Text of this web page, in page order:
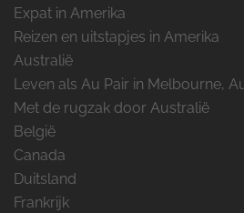
Expat in Amerika
Reizen en uitstapjes in Amerika
Australië
Leven als Au Pair in Melbourne,
Met de rugzak door Australië
België
Canada
Duitsland
Frankrijk